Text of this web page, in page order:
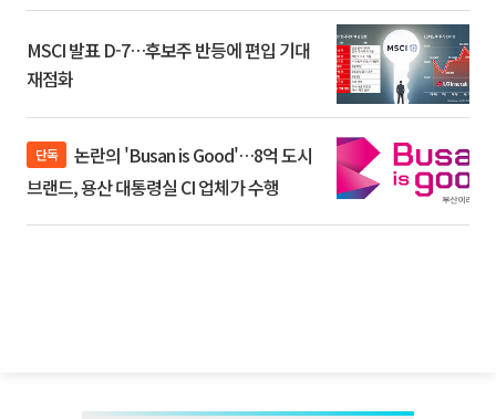
MSCI 발표 D-7…후보주 반등에 편입 기대
재점화
단독
브랜드, 용산 대통령실 CI 업체가 수행